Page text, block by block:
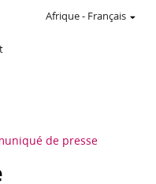
Afrique- Français
de presse